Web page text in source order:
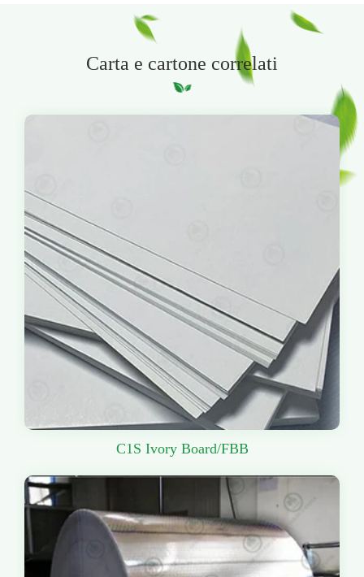
Carta e cartone correlati
C1S Ivory Board/FBB